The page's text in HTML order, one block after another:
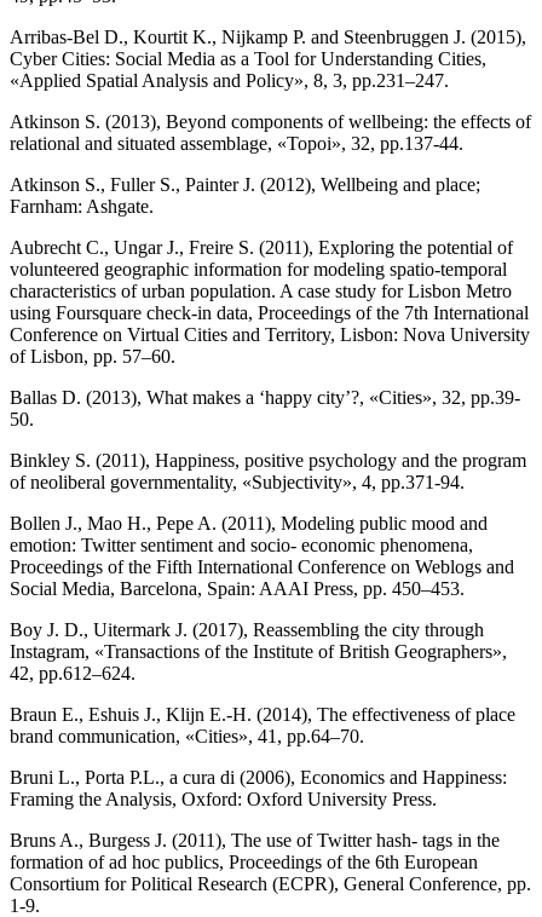
Arribas-Bel D., Kourtit K., Nijkamp P. and Steenbruggen J. (2015),
Cyber Cities: Social Media as a Tool for Understanding Cities,
«Applied Spatial Analysis and Policy», 8, 3, pp.231–247.
Atkinson S. (2013), Beyond components of wellbeing: the effects of
relational and situated assemblage, «Topoi», 32, pp.137-44.
Atkinson S., Fuller S., Painter J. (2012), Wellbeing and place;
Farnham: Ashgate.
Aubrecht C., Ungar J., Freire S. (2011), Exploring the potential of
volunteered geographic information for modeling spatio-temporal
characteristics of urban population. A case study for Lisbon Metro
using Foursquare check-in data, Proceedings of the 7th International
Conference on Virtual Cities and Territory, Lisbon: Nova University
of Lisbon, pp. 57–60.
Ballas D. (2013), What makes a ‘happy city’?, «Cities», 32, pp.39-
50.
Binkley S. (2011), Happiness, positive psychology and the program
of neoliberal governmentality, «Subjectivity», 4, pp.371-94.
Bollen J., Mao H., Pepe A. (2011), Modeling public mood and
emotion: Twitter sentiment and socio- economic phenomena,
Proceedings of the Fifth International Conference on Weblogs and
Social Media, Barcelona, Spain: AAAI Press, pp. 450–453.
Boy J. D., Uitermark J. (2017), Reassembling the city through
Instagram, «Transactions of the Institute of British Geographers»,
42, pp.612–624.
Braun E., Eshuis J., Klijn E.-H. (2014), The effectiveness of place
brand communication, «Cities», 41, pp.64–70.
Bruni L., Porta P.L., a cura di (2006), Economics and Happiness:
Framing the Analysis, Oxford: Oxford University Press.
Bruns A., Burgess J. (2011), The use of Twitter hash- tags in the
formation of ad hoc publics, Proceedings of the 6th European
Consortium for Political Research (ECPR), General Conference, pp.
1-9.